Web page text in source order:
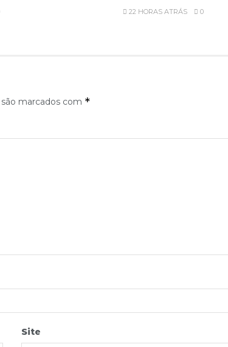
22 HORAS ATRÁS 0
marcados com *
Site